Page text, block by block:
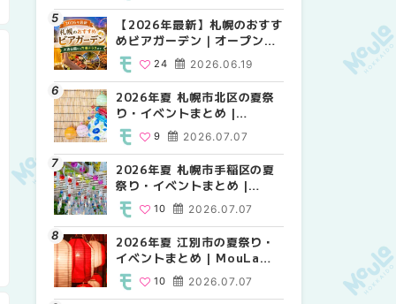
【2026年最新】札幌のおすす
めビアガーデン｜オープン日
順に徹底紹介！大通公園から
穴場テラスまで | MouLa
HOKKAIDO
2026.06.19
24
2026年夏 札幌市北区の夏祭
り・イベントまとめ |
MouLa HOKKAIDO
2026.07.07
9
2026年夏 札幌市手稲区の夏
祭り・イベントまとめ |
MouLa HOKKAIDO
2026.07.07
10
2026年夏 江別市の夏祭り・
イベントまとめ | MouLa
HOKKAIDO 2026.07.07
10
2026年夏 札幌市北区の夏祭
り・イベントまとめ |
9
2026年夏 札幌市清田区の夏
祭り・イベントまとめ |
6
2026年夏 札幌市豊平区の夏
祭り・イベントまとめ |
9
2026年夏 札幌市南区の夏祭
り・イベントまとめ |
8
2026年夏 札幌市手稲区の夏
祭り・イベントまとめ |
10
2026年夏 札幌市清田区の夏
祭り・イベントまとめ |
6
札幌の麻辣湯（マーラータ
ン）おすすめ専門店6選！本
徹底比較 | MouLa
HOKKAIDO
5
2026年夏 札幌市豊平区の夏
祭り・イベントまとめ |
9